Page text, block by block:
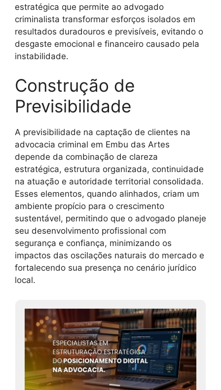
estratégica que permite ao advogado
criminalista transformar esforços isolados em
resultados duradouros e previsíveis, evitando o
desgaste emocional e financeiro causado pela
instabilidade.
Construção de
Previsibilidade
A previsibilidade na captação de clientes na
advocacia criminal em Embu das Artes
depende da combinação de clareza
estratégica, estrutura organizada, continuidade
na atuação e autoridade territorial consolidada.
Esses elementos, quando alinhados, criam um
ambiente propício para o crescimento
sustentável, permitindo que o advogado planeje
seu desenvolvimento profissional com
segurança e confiança, minimizando os
impactos das oscilações naturais do mercado e
fortalecendo sua presença no cenário jurídico
local.